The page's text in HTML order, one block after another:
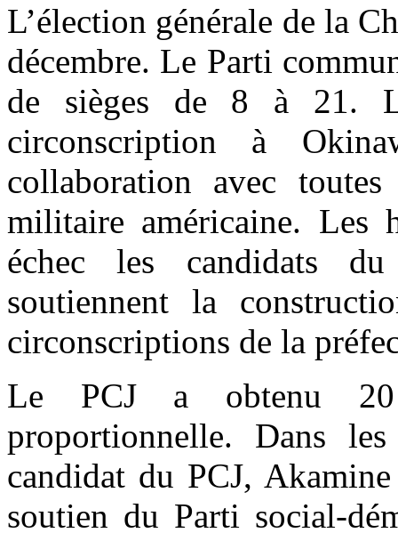
L’élection générale de la
décembre. Le Parti
de sièges de 8 à 21.
circonscription à
collaboration avec
militaire américaine. Les
échec les candidats
soutiennent la
circonscriptions de la
Le PCJ a obtenu 20
proportionnelle. Dans
candidat du PCJ,
soutien du Parti social-